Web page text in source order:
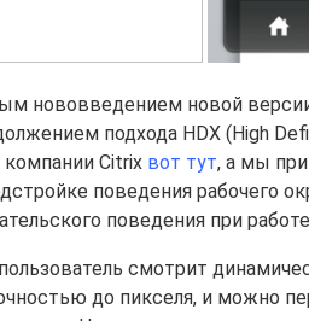
нововведением новой версии
подхода HDX (High
компании Citrix вот тут, а мы
поведения рабочего
поведения при
смотрит
до пикселя, и можно